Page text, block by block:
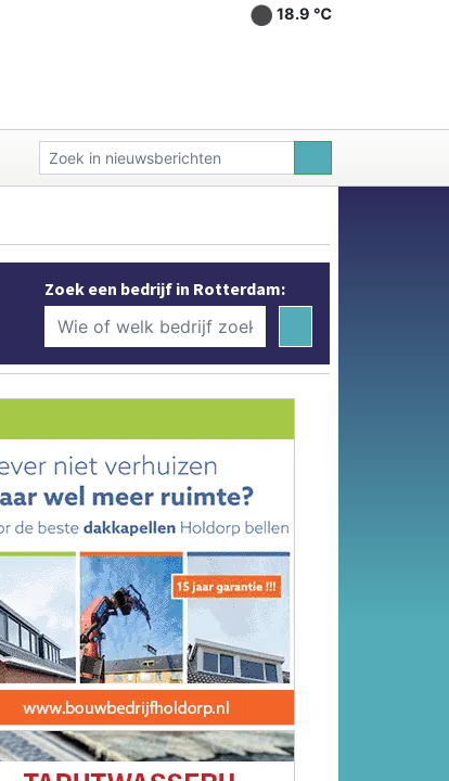
18.9 ℃
Zoek een bedrijf in Rotterdam: